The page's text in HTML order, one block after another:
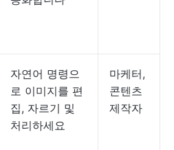
자연어 명령으
로 이미지를 편
집, 자르기 및
처리하세요
마케터,
콘텐츠
제작자